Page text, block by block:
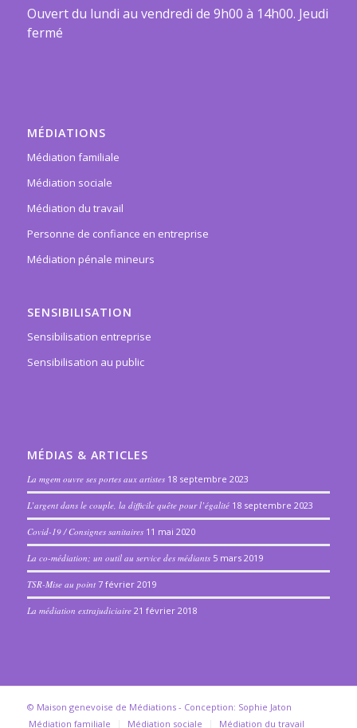
Ouvert du lundi au vendredi de 9h00 à 14h00. Jeudi
fermé
MÉDIATIONS
Médiation familiale
Médiation sociale
Médiation du travail
Personne de confiance en entreprise
Médiation pénale mineurs
SENSIBILISATION
Sensibilisation entreprise
Sensibilisation au public
MÉDIAS & ARTICLES
La mgem ouvre ses portes aux artistes 18 septembre 2023
L’argent dans le couple, la difficile quête pour l’égalité 18 septembre 2023
Covid-19 / Consignes sanitaires 11 mai 2020
La co-médiation; un outil au service des médiants 5 mars 2019
TSR-Mise au point 7 février 2019
La médiation extrajudiciaire 21 février 2018
© Maison genevoise de Médiations - Conception: Sophie Jaton
Médiation familiale
Médiation sociale Médiation du travail